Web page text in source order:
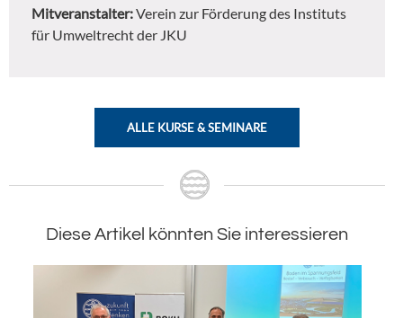
Mitveranstalter:Verein zur Förderung des Instituts
für Umweltrecht der JKU
ALLE KURSE & SEMINARE
Diese Artikel könnten Sie interessieren